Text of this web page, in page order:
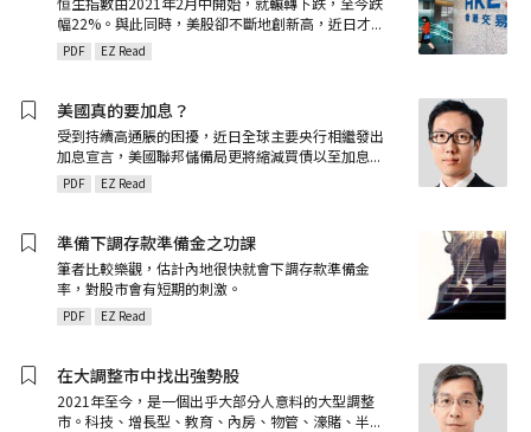
幅22%。與此同時，美股卻不斷地創新高，近日才...
PDF EZ Read
美國真的要加息？
受到持續高通脹的困擾，近日全球主要央行相繼發出
加息宣言，美國聯邦儲備局更將縮減買債以至加息...
PDF EZ Read
準備下調存款準備金之功課
筆者比較樂觀，估計內地很快就會下調存款準備金
率，對股市會有短期的刺激。
PDF EZ Read
在大調整市中找出強勢股
2021年至今，是一個出乎大部分人意料的大型調整
市。科技、增長型、教育、內房、物管、濠賭、半...